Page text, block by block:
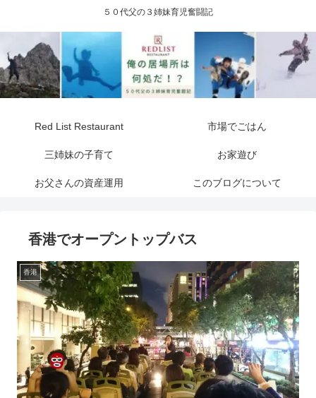
５０代父の３姉妹育児奮闘記
Red List Restaurant 市場でごはん
三姉妹の子育て お家遊び
お父さんの資産運用 このブログについて
香港でオープントップバス
香港